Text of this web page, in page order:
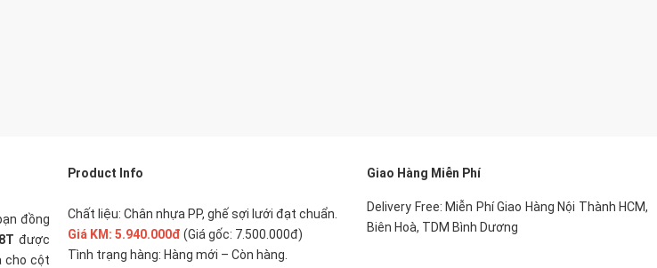
đồng
được
cho cột
Product Info
Chất liệu: Chân nhựa PP, ghế sợi lưới đạt chuẩn.
Giá KM: 5.940.000đ (Giá gốc: 7.500.000đ)
Tình trạng hàng: Hàng mới – Còn hàng.
Giao Hàng Miễn Phí
Delivery Free: Miễn Phí Giao Hàng Nội Thành HCM,
Biên Hoà, TDM Bình Dương